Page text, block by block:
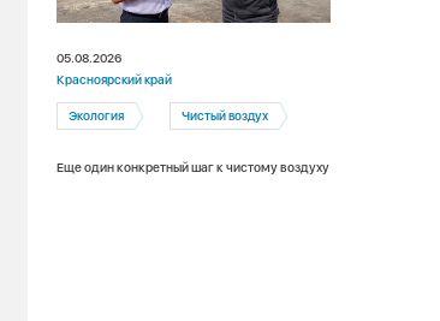
05.08.2026
Красноярский край
Экология Чистый воздух
Еще один конкретный шаг к чистому воздуху